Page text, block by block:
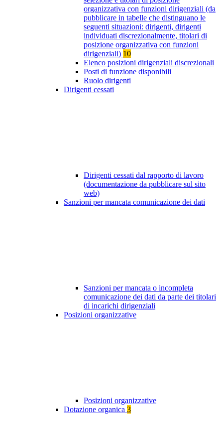
organizzativa con funzioni dirigenziali (da
pubblicare in tabelle che distinguano le
seguenti situazioni: dirigenti, dirigenti
individuati discrezionalmente, titolari di
posizione organizzativa con funzioni
dirigenziali) 10
Elenco posizioni dirigenziali discrezionali
Posti di funzione disponibili
Ruolo dirigenti
Dirigenti cessati
Dirigenti cessati dal rapporto di lavoro
(documentazione da pubblicare sul sito
web)
Sanzioni per mancata comunicazione dei dati
Sanzioni per mancata o incompleta
comunicazione dei dati da parte dei titolari
di incarichi dirigenziali
Posizioni organizzative
Posizioni organizzative
Dotazione organica 3